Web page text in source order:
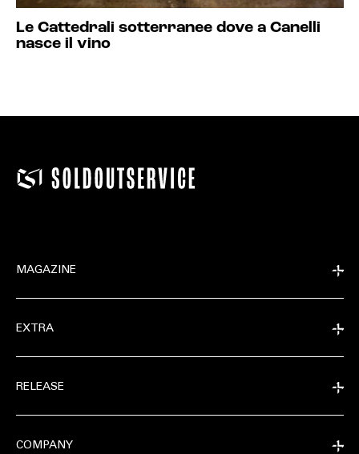
Le Cattedrali sotterranee dove a Canelli
nasce il vino
MAGAZINE
EXTRA
RELEASE
COMPANY